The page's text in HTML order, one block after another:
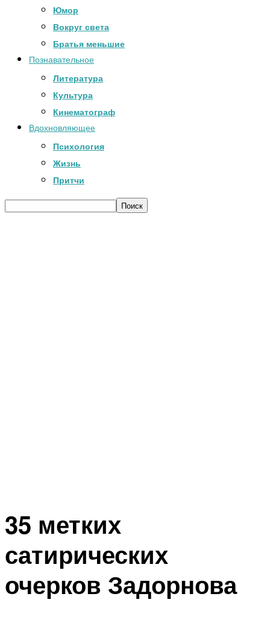
Юмор
Вокруг света
Братья меньшие
Познавательное
Литература
Культура
Кинематограф
Вдохновляющее
Психология
Жизнь
Притчи
35 метких
сатирических
очерков Задорнова